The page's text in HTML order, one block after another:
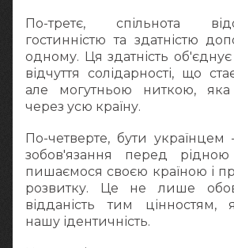
По-третє, спільнота
гостинністю та здатністю
одному. Ця здатність
відчуття солідарності, що
але могутньою ниткою,
через усю країну.
По-четверте, бути
зобов'язання перед
пишаємося своєю країною і
розвитку. Це не лише
відданість тим цінностям,
нашу ідентичність.